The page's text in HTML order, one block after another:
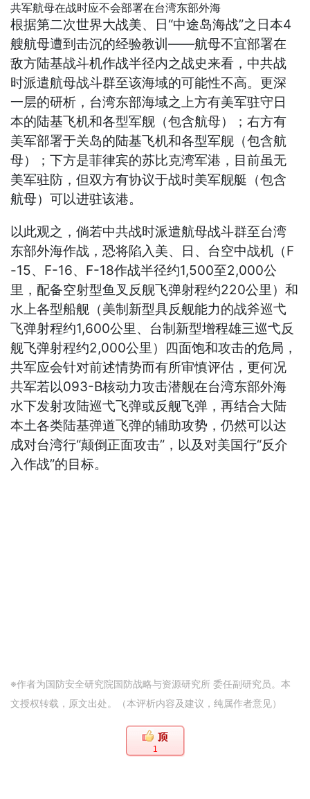
共军航母在战时应不会部署在台湾东部外海
根据第二次世界大战美、日“中途岛海战”之日本4
艘航母遭到击沉的经验教训——航母不宜部署在
敌方陆基战斗机作战半径内之战史来看，中共战
时派遣航母战斗群至该海域的可能性不高。更深
一层的研析，台湾东部海域之上方有美军驻守日
本的陆基飞机和各型军舰（包含航母）；右方有
美军部署于关岛的陆基飞机和各型军舰（包含航
母）；下方是菲律宾的苏比克湾军港，目前虽无
美军驻防，但双方有协议于战时美军舰艇（包含
航母）可以进驻该港。
以此观之，倘若中共战时派遣航母战斗群至台湾
东部外海作战，恐将陷入美、日、台空中战机（F
-15、F-16、F-18作战半径约1,500至2,000公
里，配备空射型鱼叉反舰飞弹射程约220公里）和
水上各型船舰（美制新型具反舰能力的战斧巡弋
飞弹射程约1,600公里、台制新型增程雄三巡弋反
舰飞弹射程约2,000公里）四面饱和攻击的危局，
共军应会针对前述情势而有所审慎评估，更何况
共军若以093-B核动力攻击潜舰在台湾东部外海
水下发射攻陆巡弋飞弹或反舰飞弹，再结合大陆
本土各类陆基弹道飞弹的辅助攻势，仍然可以达
成对台湾行“颠倒正面攻击”，以及对美国行“反介
入作战”的目标。
※作者为国防安全研究院国防战略与资源研究所 委任副研究员。本
文授权转载，原文出处。（本评析内容及建议，纯属作者意见）
1